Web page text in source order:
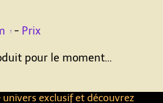
exclusif et découvrez
- Prix
pour le moment...